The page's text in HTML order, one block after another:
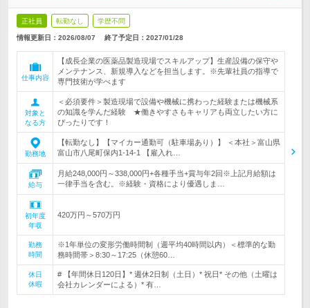
正社員 転勤なし 学歴不問
情報更新日：2026/08/07 終了予定日： 2027/01/28
仕事内容
【成長企業の医薬品製造現場でスキルアップ】生産設備の保守や
メンテナンス、新規導入などを担当します。※先輩社員の指導で
専門技術が学べます
対象と
なる方
＜必須要件＞製造現場で設備や機械に携わった経験または機械系
の知識を学んだ経験 ★働きやすさもキャリアも両立したい方に
ぴったりです！
勤務地
【転勤なし】【マイカー通勤可（駐車場あり）】 ＜本社＞富山県
富山市八尾町保内1-14-1 【雇入れ…
給与
月給248,000円～338,000円+各種手当+賞与年2回※上記月給額は
一律手当を含む。※経験・資格により優遇しま…
初年度
年収
420万円～570万円
勤務
時間
※1年単位の変形労働時間制（週平均40時間以内）＜標準的な勤
務時間帯＞8:30～17:25（休憩60…
休日
休暇
# 【年間休日120日】* 週休2日制（土日）* 祝日* その他（土曜は
会社カレンダーによる）* 有…